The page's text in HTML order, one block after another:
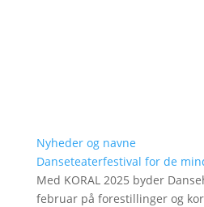
Nyheder og navne
Danseteaterfestival for de
Med KORAL 2025 byder
februar på forestillinger og